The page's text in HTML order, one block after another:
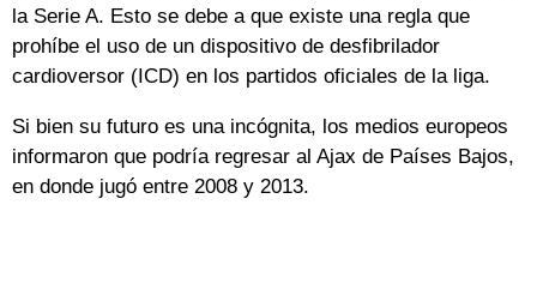
la Serie A. Esto se debe a que existe una regla que
prohíbe el uso de un dispositivo de desfibrilador
cardioversor (ICD) en los partidos oficiales de la liga.
Si bien su futuro es una incógnita, los medios europeos
informaron que podría regresar al Ajax de Países Bajos,
en donde jugó entre 2008 y 2013.